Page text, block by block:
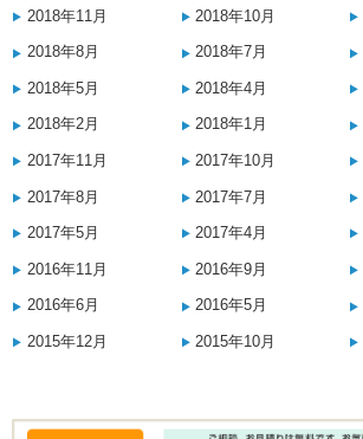
2018年11月 2018年10月
2018年8月 2018年7月
2018年5月 2018年4月
2018年2月 2018年1月
2017年11月 2017年10月
2017年8月 2017年7月
2017年5月 2017年4月
2016年11月 2016年9月
2016年6月 2016年5月
2015年12月 2015年10月